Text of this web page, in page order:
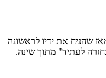
שהניח את ידיו לראשונה
לעתיד" מתוך שינה.